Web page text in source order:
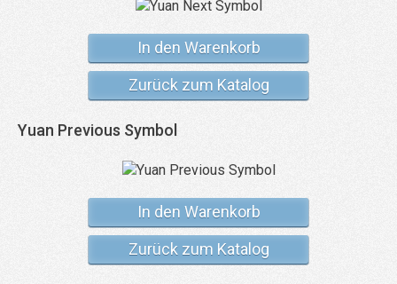
In den Warenkorb
Zurück zum Katalog
Yuan Previous Symbol
In den Warenkorb
Zurück zum Katalog